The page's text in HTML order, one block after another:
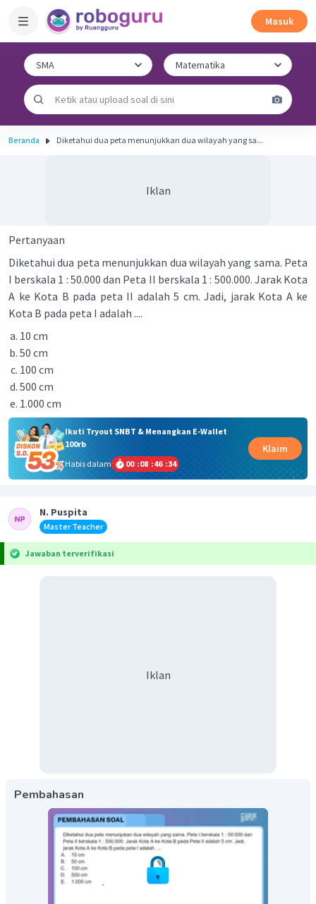
Masuk
Beranda Diketahui dua peta menunjukkan dua wilayah yang sa...
Iklan
Pertanyaan
Diketahui dua peta menunjukkan dua wilayah yang sama. Peta
I berskala 1 : 50.000 dan Peta II berskala 1 : 500.000. Jarak Kota
A ke Kota B pada peta II adalah 5 cm. Jadi, jarak Kota A ke
Kota B pada peta I adalah ....
10 cm
50 cm
100 cm
500 cm
1.000 cm
Ikuti Tryout SNBT & Menangkan E-Wallet
100rb
Habis dalam
00 :08 :46 :34
Klaim
N. Puspita
Master Teacher
Jawaban terverifikasi
Iklan
Pembahasan